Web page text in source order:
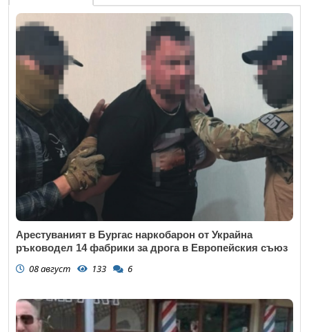
Арестуваният в Бургас наркобарон от Украйна
ръководел 14 фабрики за дрога в Европейския съюз
08 август 133 6